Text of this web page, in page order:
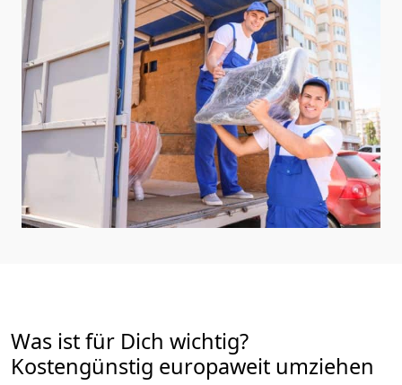
Was ist für Dich wichtig?
Kostengünstig europaweit umziehen